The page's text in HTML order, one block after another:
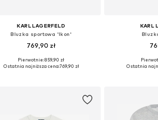
KARL LAGERFELD
Bluzka sportowa 'Ikon'
769,90 zł
Dostępne rozmiary: XS, S, M, L, XL
Pierwotnie: 859,90 zł
Ostatnia najniższa cena:769,90 zł
KARL
Dostępne
Ostatnia